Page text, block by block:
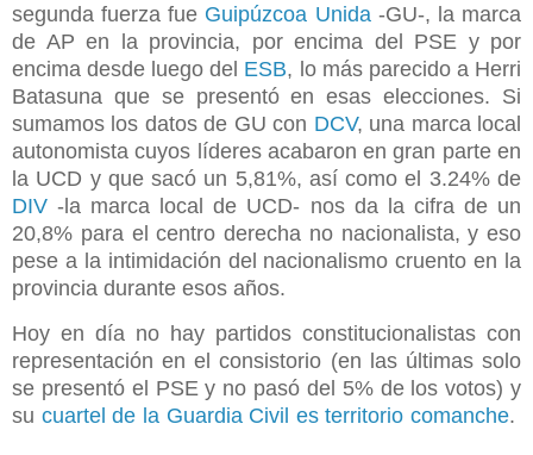
segunda fuerza fue Guipúzcoa Unida -GU-, la marca
de AP en la provincia, por encima del PSE y por
encima desde luego del ESB, lo más parecido a Herri
Batasuna que se presentó en esas elecciones. Si
sumamos los datos de GU con DCV, una marca local
autonomista cuyos líderes acabaron en gran parte en
la UCD y que sacó un 5,81%, así como el 3.24% de
DIV -la marca local de UCD- nos da la cifra de un
20,8% para el centro derecha no nacionalista, y eso
pese a la intimidación del nacionalismo cruento en la
provincia durante esos años.
Hoy en día no hay partidos constitucionalistas con
representación en el consistorio (en las últimas solo
se presentó el PSE y no pasó del 5% de los votos) y
su cuartel de la Guardia Civil es territorio comanche.